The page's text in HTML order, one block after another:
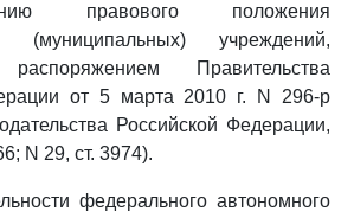
правового положения
(муниципальных) учреждений,
распоряжением Правительства
от 5 марта 2010 г. N 296-р
Российской Федерации,
N 29, ст. 3974).
федерального автономного